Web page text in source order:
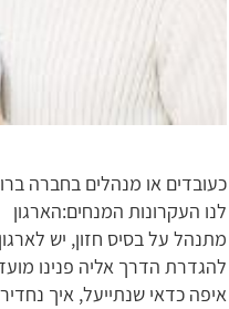
כעובדים או מנהלים בחברה
לנו העקרונות המנחים:הארגון
מתנהל על בסיס חזון, יש
להגדרת הדרך אליה פנינו
איפה כדאי שנתייעל, איך